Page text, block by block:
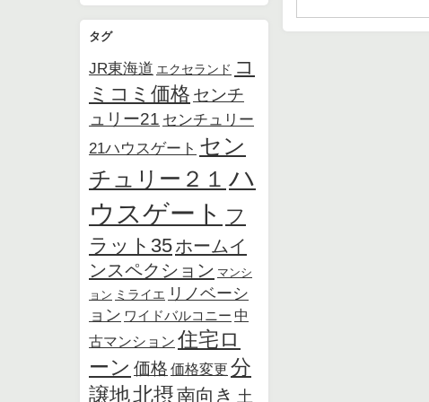
タグ
JR東海道 エクセランド コ
ミコミ価格 センチ
ュリー21 センチュリー
21ハウスゲート セン
チュリー２１ ハ
ウスゲート フ
ラット35ホームイ
ンスペクション マンシ
ョン ミライエ リノベーシ
ョン ワイドバルコニー 中
古マンション 住宅ロ
ーン 価格 価格変更 分
譲地北摂南向き 土